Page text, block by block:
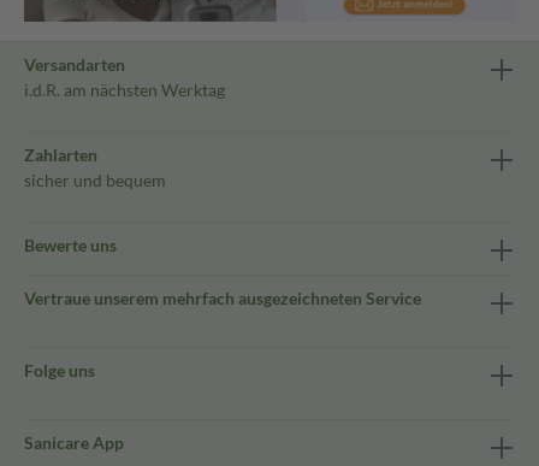
Versandarten
i.d.R. am nächsten Werktag
Zahlarten
sicher und bequem
Bewerte uns
Vertraue unserem mehrfach ausgezeichneten Service
Folge uns
Sanicare App